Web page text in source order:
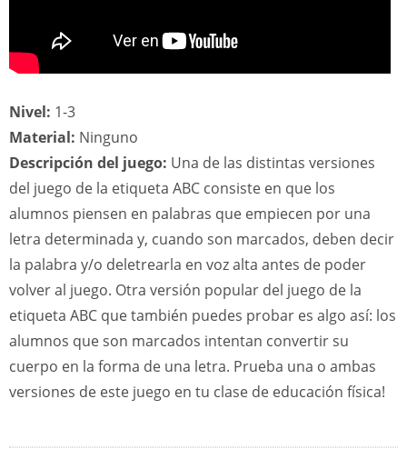
Nivel: 1-3
Material: Ninguno
Descripción del juego: Una de las distintas versiones
del juego de la etiqueta ABC consiste en que los
alumnos piensen en palabras que empiecen por una
letra determinada y, cuando son marcados, deben decir
la palabra y/o deletrearla en voz alta antes de poder
volver al juego. Otra versión popular del juego de la
etiqueta ABC que también puedes probar es algo así: los
alumnos que son marcados intentan convertir su
cuerpo en la forma de una letra. Prueba una o ambas
versiones de este juego en tu clase de educación física!